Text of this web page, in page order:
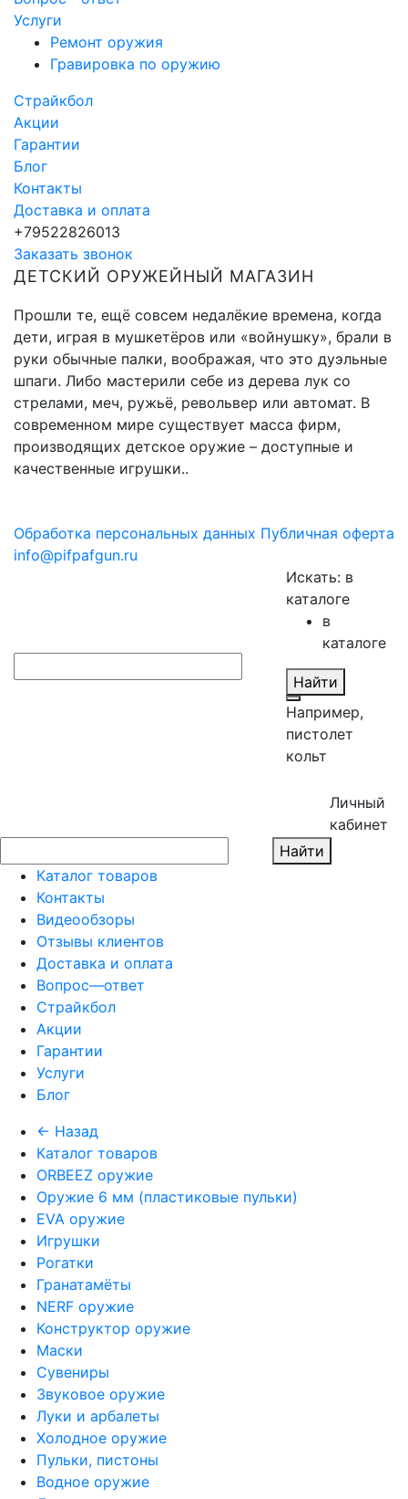
Услуги
Ремонт оружия
Гравировка по оружию
Страйкбол
Акции
Гарантии
Блог
Контакты
Доставка и оплата
+79522826013
Заказать звонок
ДЕТСКИЙ ОРУЖЕЙНЫЙ МАГАЗИН
Прошли те, ещё совсем недалёкие времена, когда
дети, играя в мушкетёров или «войнушку», брали в
руки обычные палки, воображая, что это дуэльные
шпаги. Либо мастерили себе из дерева лук со
стрелами, меч, ружьё, револьвер или автомат. В
современном мире существует масса фирм,
производящих детское оружие – доступные и
качественные игрушки..
Обработка персональных данных Публичная оферта
info@pifpafgun.ru
Искать: в
каталоге
в
каталоге
Найти
Например,
пистолет
кольт
Личный
кабинет
Найти
Каталог товаров
Контакты
Видеообзоры
Отзывы клиентов
Доставка и оплата
Вопрос—ответ
Страйкбол
Акции
Гарантии
Услуги
Блог
← Назад
Каталог товаров
ORBEEZ оружие
Оружие 6 мм (пластиковые пульки)
EVA оружие
Игрушки
Рогатки
Гранатамёты
NERF оружие
Конструктор оружие
Маски
Сувениры
Звуковое оружие
Луки и арбалеты
Холодное оружие
Пульки, пистоны
Водное оружие